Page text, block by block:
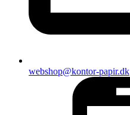
webshop@kontor-papir.dk